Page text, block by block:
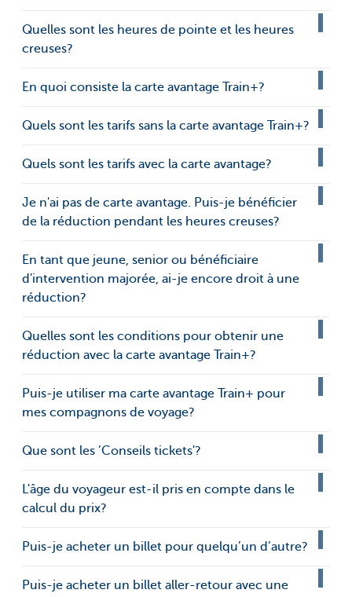
Quelles sont les heures de pointe et les heures
creuses?
En quoi consiste la carte avantage Train+?
Quels sont les tarifs sans la carte avantage Train+?
Quels sont les tarifs avec la carte avantage?
Je n'ai pas de carte avantage. Puis-je bénéficier
de la réduction pendant les heures creuses?
En tant que jeune, senior ou bénéficiaire
d'intervention majorée, ai-je encore droit à une
réduction?
Quelles sont les conditions pour obtenir une
réduction avec la carte avantage Train+?
Puis-je utiliser ma carte avantage Train+ pour
mes compagnons de voyage?
Que sont les ’Conseils tickets'?
L'âge du voyageur est-il pris en compte dans le
calcul du prix?
Puis-je acheter un billet pour quelqu’un d’autre?
Puis-je acheter un billet aller-retour avec une